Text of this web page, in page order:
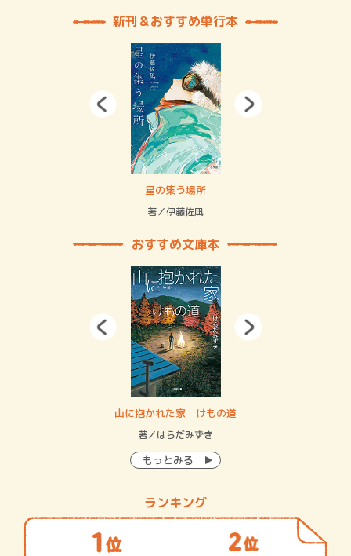
新刊＆おすすめ単行本
星の集う場所
著／伊藤佐凪
おすすめ文庫本
山に抱かれた家 けもの道
著／はらだみずき
もっとみる
ランキング